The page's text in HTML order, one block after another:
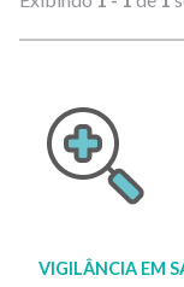
VIGILÂNCIA EM